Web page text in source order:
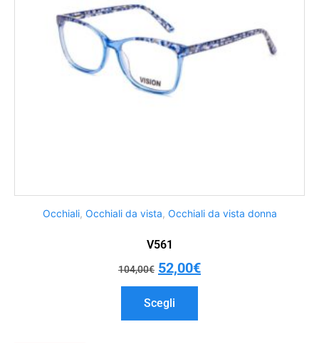
Occhiali, Occhiali da vista, Occhiali da vista donna
V561
104,00€ 52,00€
Scegli